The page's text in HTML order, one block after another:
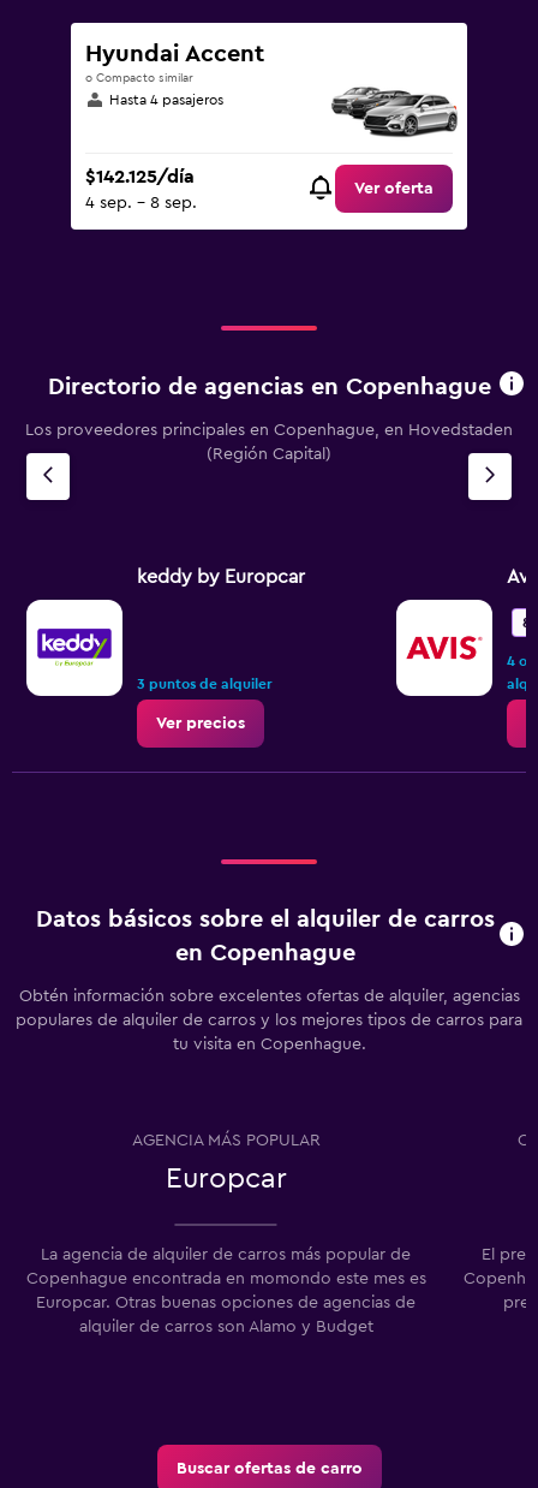
Hyundai Accent
o Compacto similar
Hasta 4 pasajeros
$142.125/día
4 sep. - 8 sep.
Ver oferta
Directorio de agencias en Copenhague
Los proveedores principales en Copenhague, en Hovedstaden
(Región Capital)
keddy by Europcar
3 puntos de alquiler
Ver precios
4
Datos básicos sobre el alquiler de carros
en Copenhague
Obtén información sobre excelentes ofertas de alquiler, agencias
populares de alquiler de carros y los mejores tipos de carros para
tu visita en Copenhague.
AGENCIA MÁS POPULAR
Europcar
La agencia de alquiler de carros más popular de
Copenhague encontrada en momondo este mes es
Europcar. Otras buenas opciones de agencias de
alquiler de carros son Alamo y Budget
El
Buscar ofertas de carro